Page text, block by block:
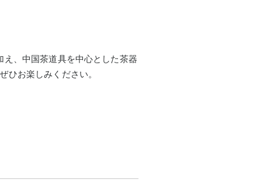
、中国茶道具を中心とした茶器
ひお楽しみください。